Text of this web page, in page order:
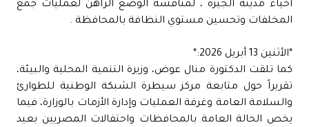
أحياء مدينة الجيزة ، لمناقشة الوضع الراهن لعمليات جمع
المخلفات وتحسين مستوي النظافة بالمحافظة .
*الأثنين 13 أبريل 2026:*
كما تلقت الدكتورة منال عوض، وزيرة التنمية المحلية والبيئة،
تقريراً حول متابعة مركز سيطرة الشبكة الوطنية للطوارئ
والسلامة العامة وغرفة العمليات وإدارة الأزمات بالوزارة، فيما
يخص الحالة العامة بالمحافظات واحتفالات المصريين بعيد